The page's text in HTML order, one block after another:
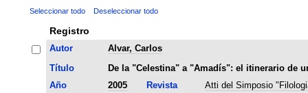
Seleccionar todo Deseleccionar todo
Registro
Autor
Alvar, Carlos
Título
De la "Celestina" a "Amadís": el itinerario de
Año
2005 Revista
Atti del Simposio